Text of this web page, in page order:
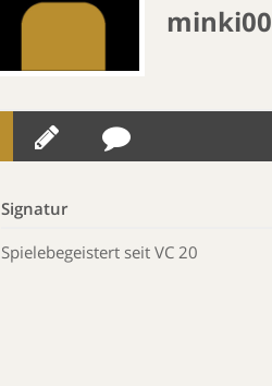
minki00
Signatur
Spielebegeistert seit VC 20